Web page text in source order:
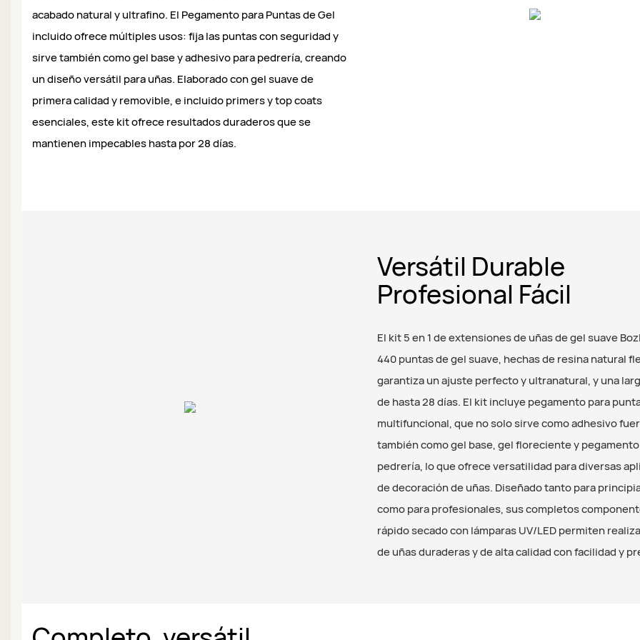
acabado natural y ultrafino. El Pegamento para Puntas de Gel
incluido ofrece múltiples usos: fija las puntas con seguridad y
sirve también como gel base y adhesivo para pedrería, creando
un diseño versátil para uñas. Elaborado con gel suave de
primera calidad y removible, e incluido primers y top coats
esenciales, este kit ofrece resultados duraderos que se
mantienen impecables hasta por 28 días.
Versátil Durable
Profesional Fácil
El kit 5 en 1 de extensiones de uñas de gel suave
440 puntas de gel suave, hechas de resina natural
garantiza un ajuste perfecto y ultranatural, y una
de hasta 28 días. El kit incluye pegamento para
multifuncional, que no solo sirve como adhesivo
también como gel base, gel floreciente y
pedrería, lo que ofrece versatilidad para diversas
de decoración de uñas. Diseñado tanto para
como para profesionales, sus completos
rápido secado con lámparas UV/LED permiten
de uñas duraderas y de alta calidad con facilidad y